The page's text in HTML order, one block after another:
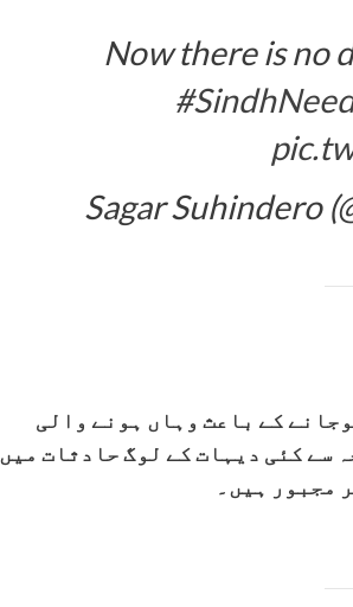
Now there is no
کے باعث وہاں ہونے والی
سے کئی دیہات کے لوگ حادثات میں
مجبور ہیں۔